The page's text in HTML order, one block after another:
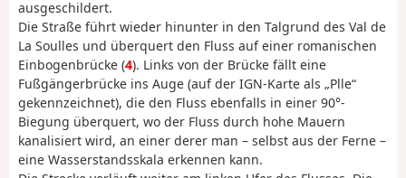
ausgeschildert.
Die Straße führt wieder hinunter in den Talgrund des Val de
La Soulles und überquert den Fluss auf einer romanischen
Einbogenbrücke (4). Links von der Brücke fällt eine
Fußgängerbrücke ins Auge (auf der IGN-Karte als „Plle“
gekennzeichnet), die den Fluss ebenfalls in einer 90°-
Biegung überquert, wo der Fluss durch hohe Mauern
kanalisiert wird, an einer derer man – selbst aus der Ferne –
eine Wasserstandsskala erkennen kann.